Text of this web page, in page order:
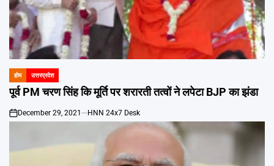
POSTED
IN
होम उत्तरप्रदेश
पूर्व PM चरण सिंह कि मूर्ति पर शरारती तत्वों ने लपेटा BJP का झंडा
on
December 29, 2021 HNN 24x7 Desk